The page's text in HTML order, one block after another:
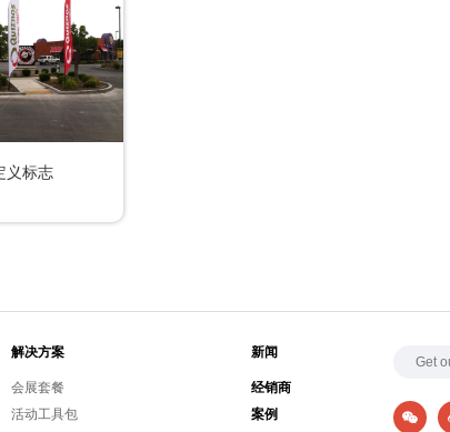
义标志
解决方案
会展套餐
活动工具包
新闻
经销商
案例